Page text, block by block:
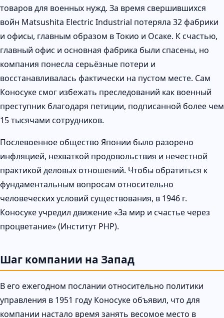
товаров для военных нужд. За время свершившихся
войн Matsushita Electric Industrial потеряла 32 фабрики
и офисы, главным образом в Токио и Осаке. К счастью,
главный офис и основная фабрика были спасены, но
компания понесла серьёзные потери и
восстанавливалась фактически на пустом месте. Сам
Коносуке смог избежать преследований как военный
преступник благодаря петиции, подписанной более чем
15 тысячами сотрудников.
Послевоенное общество Японии было разорено
инфляцией, нехваткой продовольствия и нечестной
практикой деловых отношений. Чтобы обратиться к
фундаментальным вопросам относительно
человеческих условий существования, в 1946 г.
Коносуке учредил движение «За мир и счастье через
процветание» (Институт PHP).
Шаг компании на Запад
В его ежегодном послании относительно политики
управления в 1951 году Коносуке объявил, что для
компании настало время занять весомое место в